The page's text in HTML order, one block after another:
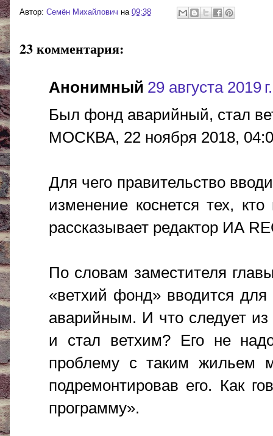
Автор: Cемён Михайлович на 09:38
23 комментария:
Анонимный 29 августа 2019
Был фонд аварийный, стал
МОСКВА, 22 ноября 2018,
Для чего правительство
изменение коснется тех,
рассказывает редактор ИА
По словам заместителя
«ветхий фонд» вводится для
аварийным. И что следует
и стал ветхим? Его не надо
проблему с таким жильем
подремонтировав его. Как
программу».